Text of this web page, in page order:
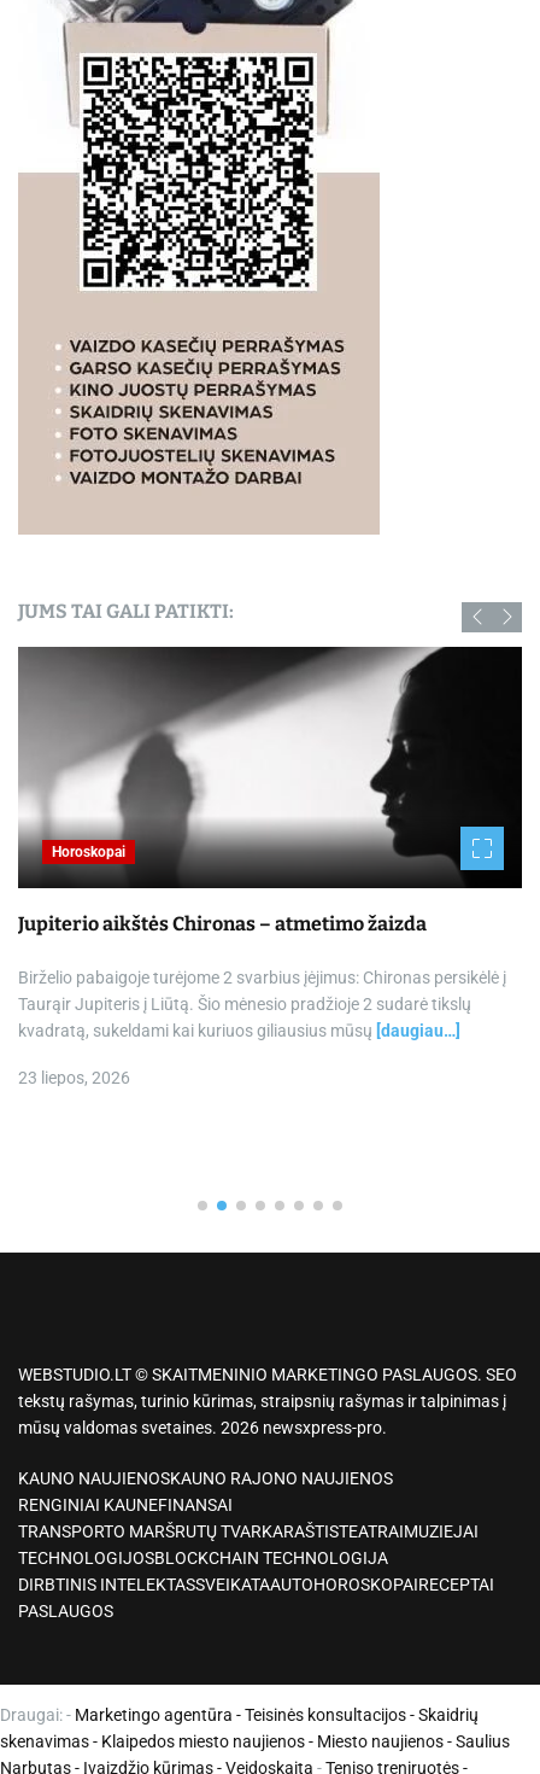
JUMS TAI GALI PATIKTI:
Horoskopai
Jupiterio aikštės Chironas – atmetimo žaizda
Birželio pabaigoje turėjome 2 svarbius įėjimus: Chironas persikėlė į
Taurąir Jupiteris į Liūtą. Šio mėnesio pradžioje 2 sudarė tikslų
kvadratą, sukeldami kai kuriuos giliausius mūsų [daugiau…]
23 liepos, 2026
WEBSTUDIO.LT © SKAITMENINIO MARKETINGO PASLAUGOS. SEO
tekstų rašymas, turinio kūrimas, straipsnių rašymas ir talpinimas į
mūsų valdomas svetaines. 2026 newsxpress-pro.
KAUNO NAUJIENOSKAUNO RAJONO NAUJIENOS
RENGINIAI KAUNEFINANSAI
TRANSPORTO MARŠRUTŲ TVARKARAŠTISTEATRAIMUZIEJAI
TECHNOLOGIJOSBLOCKCHAIN TECHNOLOGIJA
DIRBTINIS INTELEKTASSVEIKATAAUTOHOROSKOPAIRECEPTAI
PASLAUGOS
Draugai: - Marketingo agentūra -Teisinės konsultacijos-Skaidrių
skenavimas- Klaipedos miesto naujienos- Miesto naujienos-Saulius
Narbutas- Įvaizdžio kūrimas-Veidoskaita -Teniso treniruotės-